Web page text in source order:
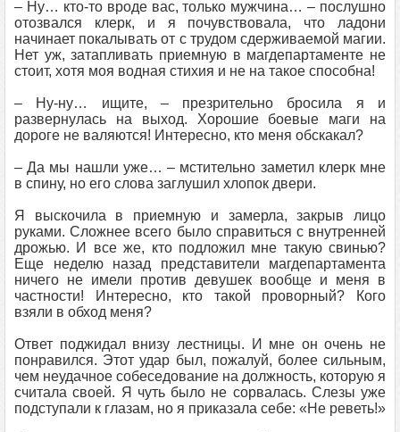
– Ну… кто-то вроде вас, только мужчина… – послушно
отозвался клерк, и я почувствовала, что ладони
начинает покалывать от с трудом сдерживаемой магии.
Нет уж, затапливать приемную в магдепартаменте не
стоит, хотя моя водная стихия и не на такое способна!
– Ну-ну… ищите, – презрительно бросила я и
развернулась на выход. Хорошие боевые маги на
дороге не валяются! Интересно, кто меня обскакал?
– Да мы нашли уже… – мстительно заметил клерк мне
в спину, но его слова заглушил хлопок двери.
Я выскочила в приемную и замерла, закрыв лицо
руками. Сложнее всего было справиться с внутренней
дрожью. И все же, кто подложил мне такую свинью?
Еще неделю назад представители магдепартамента
ничего не имели против девушек вообще и меня в
частности! Интересно, кто такой проворный? Кого
взяли в обход меня?
Ответ поджидал внизу лестницы. И мне он очень не
понравился. Этот удар был, пожалуй, более сильным,
чем неудачное собеседование на должность, которую я
считала своей. Я чуть было не сорвалась. Слезы уже
подступали к глазам, но я приказала себе: «Не реветь!»